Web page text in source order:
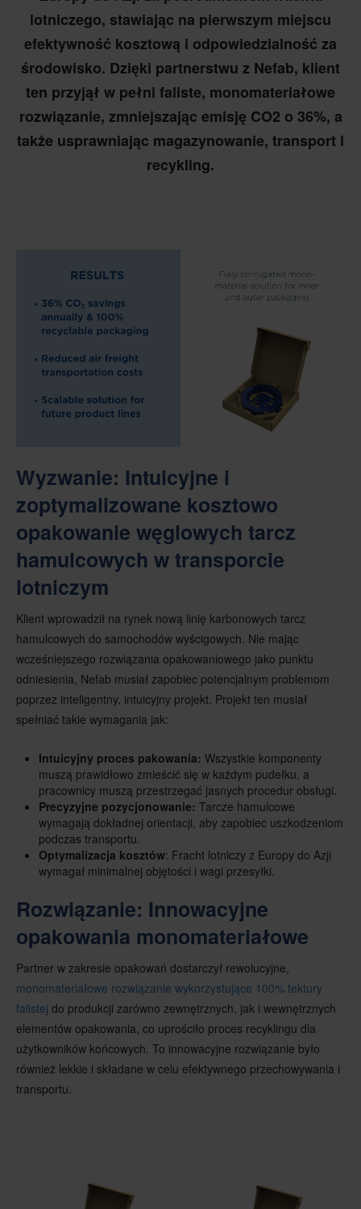
lotniczego, stawiając na pierwszym miejscu
efektywność kosztową i odpowiedzialność za
środowisko. Dzięki partnerstwu z Nefab, klient
ten przyjął w pełni faliste, monomateriałowe
rozwiązanie, zmniejszając emisję CO2 o 36%, a
także usprawniając magazynowanie, transport i
recykling.
Wyzwanie: Intuicyjne i
zoptymalizowane kosztowo
opakowanie węglowych tarcz
hamulcowych w transporcie
lotniczym
Klient wprowadził na rynek nową linię karbonowych tarcz
hamulcowych do samochodów wyścigowych. Nie mając
wcześniejszego rozwiązania opakowaniowego jako punktu
odniesienia, Nefab musiał zapobiec potencjalnym problemom
poprzez inteligentny, intuicyjny projekt. Projekt ten musiał
spełniać takie wymagania jak:
Intuicyjny proces pakowania: Wszystkie komponenty
muszą prawidłowo zmieścić się w każdym pudełku, a
pracownicy muszą przestrzegać jasnych procedur obsługi.
Precyzyjne pozycjonowanie: Tarcze hamulcowe
wymagają dokładnej orientacji, aby zapobiec uszkodzeniom
podczas transportu.
Optymalizacja kosztów: Fracht lotniczy z Europy do Azji
wymagał minimalnej objętości i wagi przesyłki.
Rozwiązanie: Innowacyjne
opakowania monomateriałowe
Partner w zakresie opakowań dostarczył rewolucyjne,
monomateriałowe rozwiązanie wykorzystujące 100% tektury
falistej do produkcji zarówno zewnętrznych, jak i wewnętrznych
elementów opakowania, co uprościło proces recyklingu dla
użytkowników końcowych. To innowacyjne rozwiązanie było
również lekkie i składane w celu efektywnego przechowywania i
transportu.